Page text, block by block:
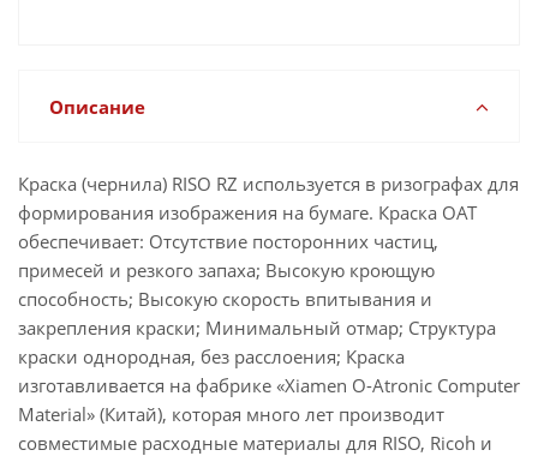
Описание
Краска (чернила) RISO RZ используется в ризографах для
формирования изображения на бумаге. Краска ОАТ
обеспечивает: Отсутствие посторонних частиц,
примесей и резкого запаха; Высокую кроющую
способность; Высокую скорость впитывания и
закрепления краски; Минимальный отмар; Структура
краски однородная, без расслоения; Краска
изготавливается на фабрике «Xiamen O-Atronic Computer
Material» (Китай), которая много лет производит
совместимые расходные материалы для RISO, Ricoh и